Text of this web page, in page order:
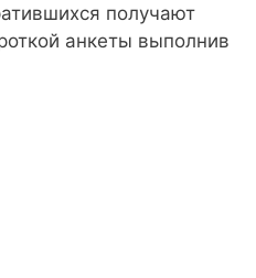
получают
анкеты выполнив